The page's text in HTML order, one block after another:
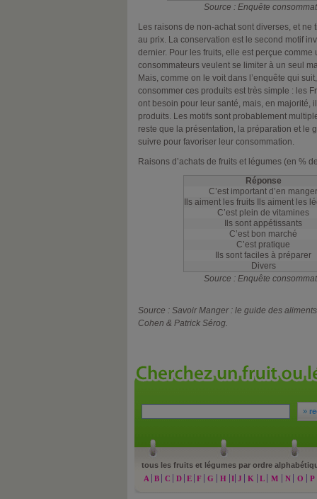
Source : Enquête
Les raisons de non-achat sont diverses, et
au prix. La conservation est le second motif
dernier. Pour les fruits, elle est perçue
consommateurs veulent se limiter à un seul
Mais, comme on le voit dans l’enquête qui
consommer ces produits est très simple : les
ont besoin pour leur santé, mais, en majorité,
produits. Les motifs sont probablement
reste que la présentation, la préparation et le
suivre pour favoriser leur consommation.
Raisons d’achats de fruits et légumes (en %
Réponse
C’est important d’en manger
Ils aiment les fruits Ils aiment les
C’est plein de vitamines
Ils sont appétissants
C’est bon marché
C’est pratique
Ils sont faciles à préparer
Divers
Source : Enquête
Source : Savoir Manger : le guide des
Cohen & Patrick Sérog.
»
tous les fruits et légumes par ordre
A
B C D E F G H I J K L M N O P